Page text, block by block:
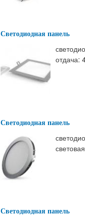
Светодиодная панель
отдача:
Светодиодная панель
Светодиодная панель